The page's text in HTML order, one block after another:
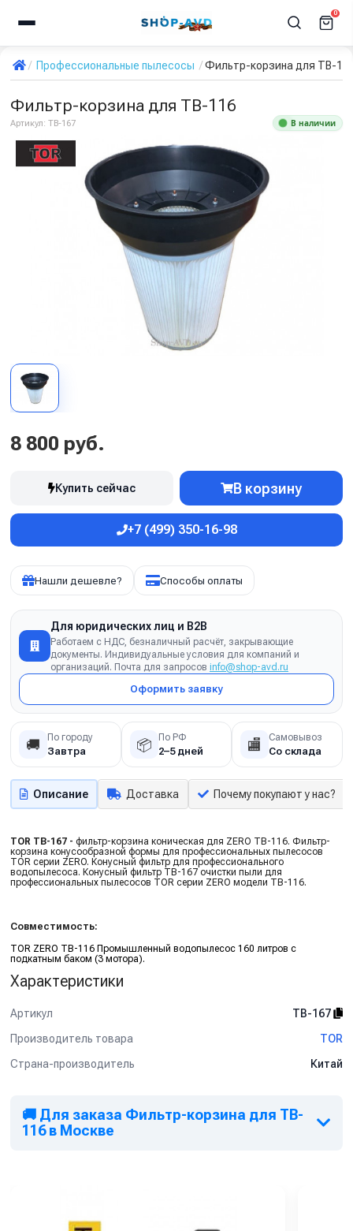
0
Профессиональные пылесосы Фильтр-корзина для TB-
Фильтр-корзина для TB-116
Артикул: TB-167 В наличии
8 800 руб.
Купить сейчас В корзину
+7 (499) 350-16-98
Нашли дешевле? Способы оплаты
Для юридических лиц и B2B
Работаем с НДС, безналичный расчёт, закрывающие
документы. Индивидуальные условия для компаний и
организаций. Почта для запросов info@shop-avd.ru
Оформить заявку
🚚 По городу
Завтра 📦 По РФ
2–5 дней 🏬 Самовывоз
Со склада
Описание Доставка Почему покупают у нас?
TOR TB-167 - фильтр-корзина коническая для ZERO TB-116. Фильтр-
корзина конусообразной формы для профессиональных пылесосов
TOR серии ZERO. Конусный фильтр для профессионального
водопылесоса. Конусный фильтр TB-167 очистки пыли для
профессиональных пылесосов TOR серии ZERO модели TB-116.
Совместимость:
TOR ZERO TB-116 Промышленный водопылесос 160 литров с
подкатным баком (3 мотора).
Характеристики
Артикул
TB-167
Производитель товара
TOR
Страна-производитель
Китай
🚚 Для заказа Фильтр-корзина для TB-
116 в Москве